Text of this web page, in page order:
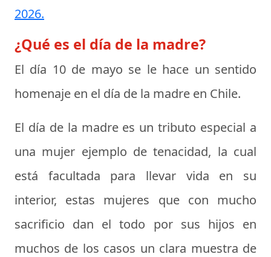
2026.
¿Qué es el día de la madre?
El día 10 de mayo se le hace un sentido
homenaje en el día de la madre en Chile.
El día de la madre es un tributo especial a
una mujer ejemplo de tenacidad, la cual
está facultada para llevar vida en su
interior, estas mujeres que con mucho
sacrificio dan el todo por sus hijos en
muchos de los casos un clara muestra de